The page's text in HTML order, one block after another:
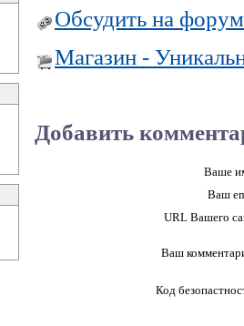
Обсудить на
Магазин -
Добавить
Ваше
Ваш
URL Вашего
Ваш
Код